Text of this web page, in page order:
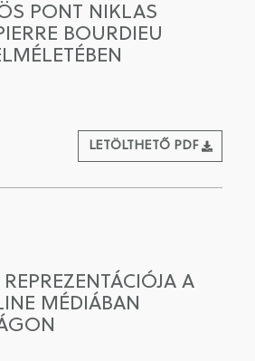
PONT NIKLAS
BOURDIEU
LETÖLTHETŐ PDF
A
MÉDIÁBAN